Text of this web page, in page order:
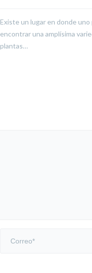
Existe un lugar en donde uno
encontrar una amplísima
plantas…